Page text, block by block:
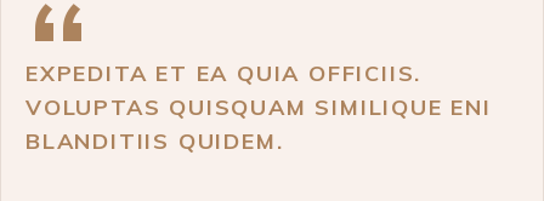
EXPEDITA ET EA QUIA OFFICIIS.
VOLUPTAS QUISQUAM SIMILIQUE ENI
BLANDITIIS QUIDEM.